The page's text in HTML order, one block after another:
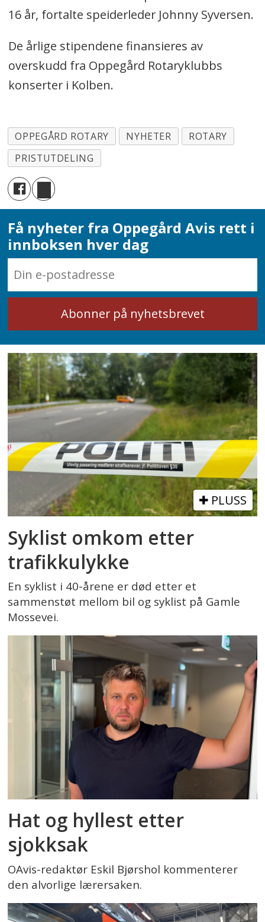
16 år, fortalte speiderleder Johnny Syversen.
De årlige stipendene finansieres av
overskudd fra Oppegård Rotaryklubbs
konserter i Kolben.
OPPEGÅRD ROTARY NYHETER
ROTARY
PRISTUTDELING
Få nyheter fra Oppegård Avis rett i
innboksen hver dag
PLUSS
Syklist omkom etter
trafikkulykke
En syklist i 40-årene er død etter et
sammenstøt mellom bil og syklist på Gamle
Mossevei.
Hat og hyllest etter
sjokksak
OAvis-redaktør Eskil Bjørshol kommenterer
den alvorlige lærersaken.